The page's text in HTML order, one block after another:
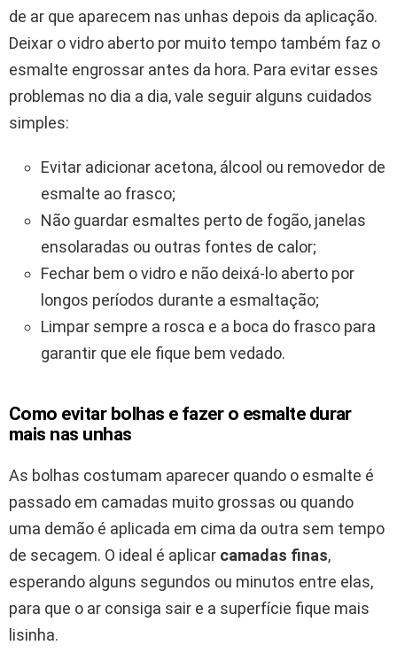
de ar que aparecem nas unhas depois da aplicação.
Deixar o vidro aberto por muito tempo também faz o
esmalte engrossar antes da hora. Para evitar esses
problemas no dia a dia, vale seguir alguns cuidados
simples:
Evitar adicionar acetona, álcool ou removedor de
esmalte ao frasco;
Não guardar esmaltes perto de fogão, janelas
ensolaradas ou outras fontes de calor;
Fechar bem o vidro e não deixá-lo aberto por
longos períodos durante a esmaltação;
Limpar sempre a rosca e a boca do frasco para
garantir que ele fique bem vedado.
Como evitar bolhas e fazer o esmalte durar
mais nas unhas
As bolhas costumam aparecer quando o esmalte é
passado em camadas muito grossas ou quando
uma demão é aplicada em cima da outra sem tempo
de secagem. O ideal é aplicar camadas finas,
esperando alguns segundos ou minutos entre elas,
para que o ar consiga sair e a superfície fique mais
lisinha.